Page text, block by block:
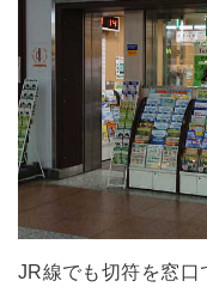
JR線でも切符を窓口